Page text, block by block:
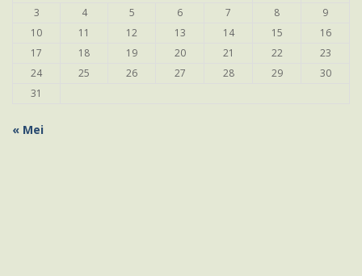
3
4 5 6 7 8
9
10
11 12 13 14 15
16
17
18 19 20 21 22
23
24
25 26 27 28 29
30
31
« Mei